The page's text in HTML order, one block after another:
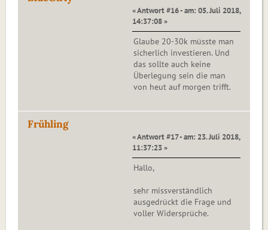
« Antwort #16 - am: 05. Juli 2018,
14:37:08 »
Glaube 20-30k müsste man
sicherlich investieren. Und
das sollte auch keine
Überlegung sein die man
von heut auf morgen trifft.
Frühling
« Antwort #17 - am: 23. Juli 2018,
11:37:23 »
Hallo,
sehr missverständlich
ausgedrückt die Frage und
voller Widersprüche.